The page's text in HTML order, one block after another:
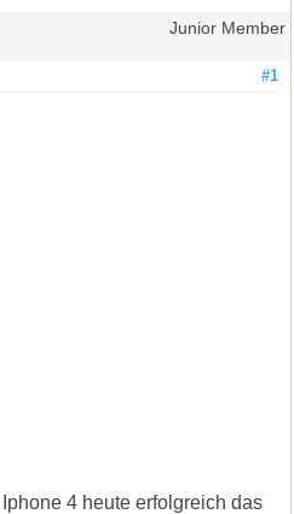
Junior Member
#1
4 heute erfolgreich das